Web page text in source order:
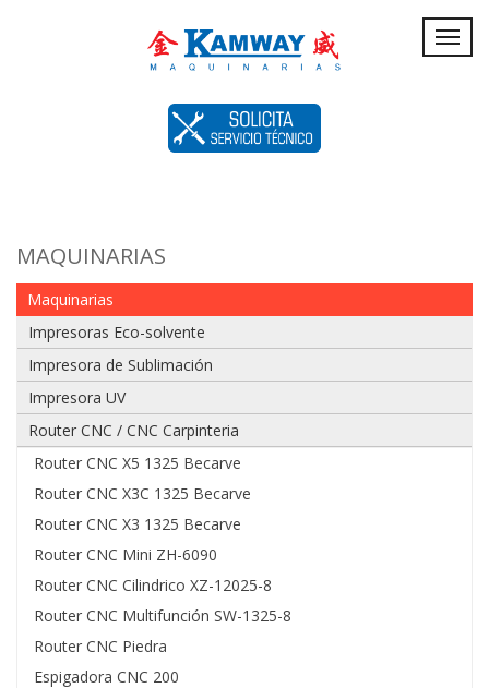
Adjuntar
imagen
factura,
guía
MAQUINARIAS
Maquinarias
Impresoras Eco-solvente
Impresora de Sublimación
Impresora UV
Router CNC / CNC Carpinteria
Router CNC X5 1325 Becarve
Router CNC X3C 1325 Becarve
Router CNC X3 1325 Becarve
Router CNC Mini ZH-6090
Router CNC Cilindrico XZ-12025-8
Router CNC Multifunción SW-1325-8
Router CNC Piedra
Espigadora CNC 200